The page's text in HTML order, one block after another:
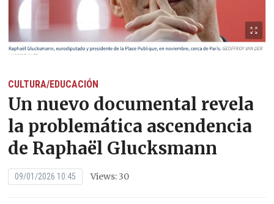
CULTURA/EDUCACIÓN
Un nuevo documental revela
la problemática ascendencia
de Raphaël Glucksmann
09/01/2026 10:45 Views: 30